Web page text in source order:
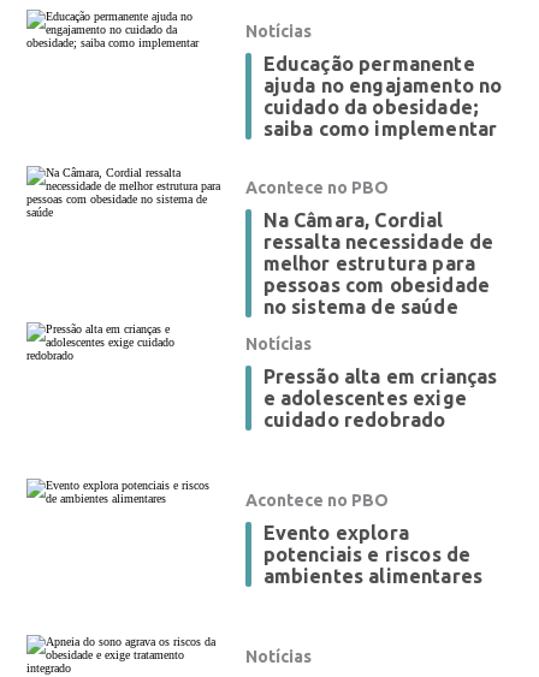
Notícias
Educação permanente
ajuda no engajamento no
cuidado da obesidade;
saiba como implementar
Acontece no PBO
Na Câmara, Cordial
ressalta necessidade de
melhor estrutura para
pessoas com obesidade
no sistema de saúde
Notícias
Pressão alta em crianças
e adolescentes exige
cuidado redobrado
Acontece no PBO
Evento explora
potenciais e riscos de
ambientes alimentares
Notícias